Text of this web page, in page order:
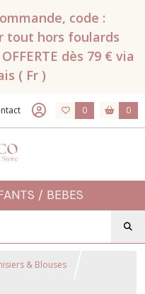
code :
tout hors foulards
dès 79 € via
( Fr )
0 0
/ BEBES
& Blouses